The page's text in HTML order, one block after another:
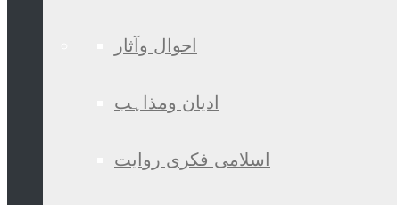
احوال وآثار
ادیان ومذاہب
اسلامی فکری روایت